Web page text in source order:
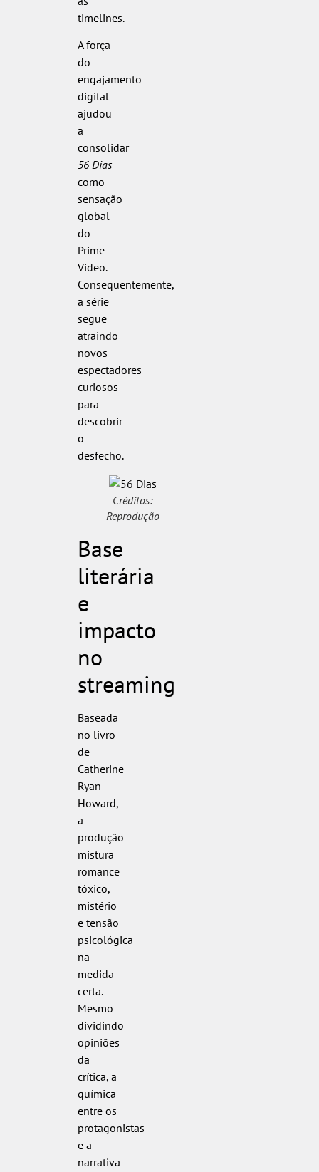
timelines.
A força
do
engajamento
digital
ajudou
a
consolidar
56 Dias
como
sensação
global
do
Prime
Video.
Consequentemente,
a série
segue
atraindo
novos
espectadores
curiosos
para
descobrir
o
desfecho.
Créditos:
Reprodução
Base
literária
e
impacto
no
streaming
Baseada
no livro
de
Catherine
Ryan
Howard,
a
produção
mistura
romance
tóxico,
mistério
e tensão
psicológica
na
medida
certa.
Mesmo
dividindo
opiniões
da
crítica, a
química
entre os
protagonistas
e a
narrativa